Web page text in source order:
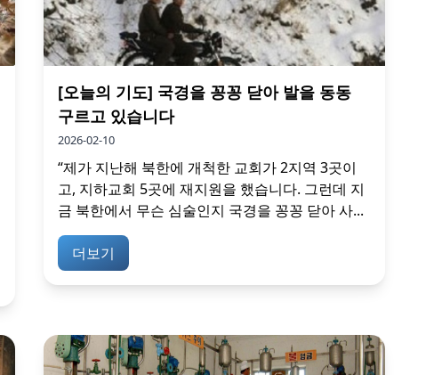
[오늘의 기도] 국경을 꽁꽁 닫아 발을 동동
구르고 있습니다
2026-02-10
“제가 지난해 북한에 개척한 교회가 2지역 3곳이
고, 지하교회 5곳에 재지원을 했습니다. 그런데 지
금 북한에서 무슨 심술인지 국경을 꽁꽁 닫아 사...
더보기